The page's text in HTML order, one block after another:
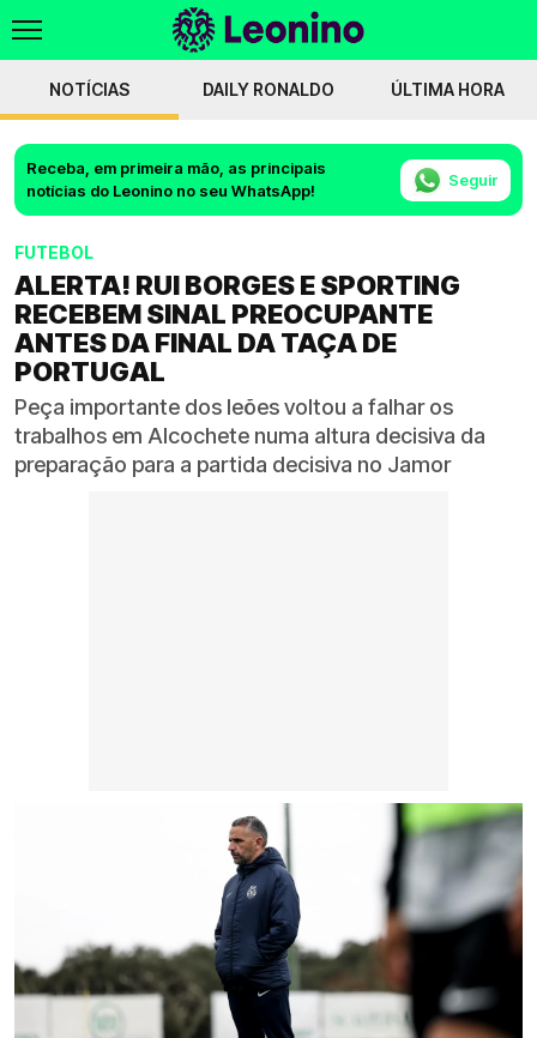
NOTÍCIAS DAILY RONALDO ÚLTIMA HORA
Receba, em primeira mão, as principais
notícias do Leonino no seu WhatsApp!
Seguir
FUTEBOL
ALERTA! RUI BORGES E SPORTING
RECEBEM SINAL PREOCUPANTE
ANTES DA FINAL DA TAÇA DE
PORTUGAL
Peça importante dos leões voltou a falhar os
trabalhos em Alcochete numa altura decisiva da
preparação para a partida decisiva no Jamor